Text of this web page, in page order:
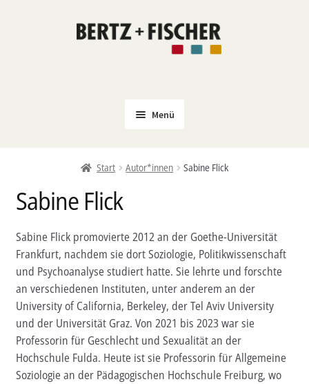
Zur
Zum
Menü
Coming Soon
Politik
Open Access
Untermenü
öffnen
Film & Kultur
Untermenü
öffnen
Autor*innen
Aktuelles
Verlag
Start Autor*innen Sabine Flick
Sabine Flick
Sabine Flick promovierte 2012 an der Goethe-Universität
Frankfurt, nachdem sie dort Soziologie, Politikwissenschaft
und Psychoanalyse studiert hatte. Sie lehrte und forschte
an verschiedenen Instituten, unter anderem an der
University of California, Berkeley, der Tel Aviv University
und der Universität Graz. Von 2021 bis 2023 war sie
Professorin für Geschlecht und Sexualität an der
Hochschule Fulda. Heute ist sie Professorin für Allgemeine
Soziologie an der Pädagogischen Hochschule Freiburg, wo